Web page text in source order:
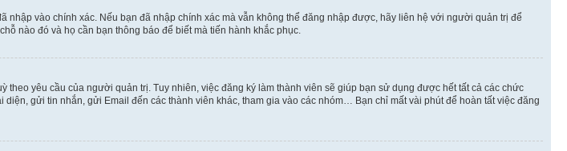
vào chính xác. Nếu bạn đã nhập chính xác mà vẫn không thể đăng nhập được, hãy liên hệ với người quản trị để
nào đó và họ cần bạn thông báo để biết mà tiến hành khắc phục.
yêu cầu của người quản trị. Tuy nhiên, việc đăng ký làm thành viên sẽ giúp bạn sử dụng được hết tất cả các chức
gửi tin nhắn, gửi Email đến các thành viên khác, tham gia vào các nhóm… Bạn chỉ mất vài phút để hoàn tất việc đăng